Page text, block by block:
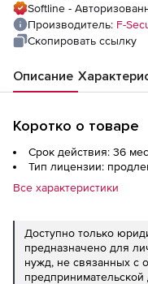
Softline -
Производитель: F-
Скопировать ссылку
Описание
Коротко о товаре
Срок действия: 36
Тип лицензии:
Все характеристики
Доступно только
предназначено для
нужд, не связанных с
предпринимательской